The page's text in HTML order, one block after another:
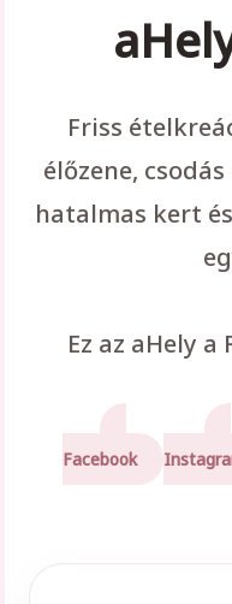
Friss
élőzene,
hatalmas kert
Ez az aHely
Facebook